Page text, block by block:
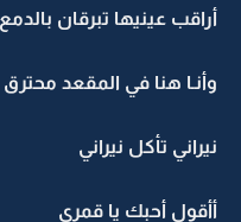
أراقب عينيها تبرقان
وأنـا هنا في المقعد محترق
نيراني تأكل نيراني
أأقول أحبك يا قمري